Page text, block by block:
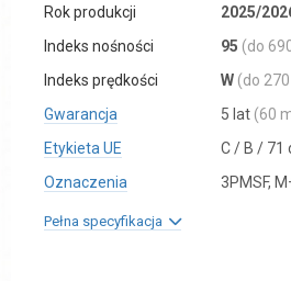
Rok produkcji
2025/
Indeks nośności
95 (do
Indeks prędkości
W (do
Gwarancja
5 lat (60
Etykieta UE
C / B / 71
Oznaczenia
3PMSF,
Pełna specyfikacja